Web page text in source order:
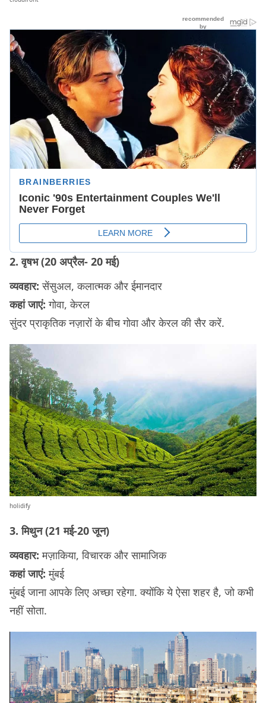
2. वृषभ (20 अप्रैल- 20 मई)
व्यवहार: सेंसुअल, कलात्मक और ईमानदार
कहां जाएं: गोवा, केरल
सुंदर प्राकृतिक नज़ारों के बीच गोवा और केरल की सैर करें.
holidify
3. मिथुन (21 मई-20 जून)
व्यवहार:मज़ाकिया, विचारक और सामाजिक
कहां जाएं: मुंबई
मुंबई जाना आपके लिए अच्छा रहेगा. क्योंकि ये ऐसा शहर है, जो कभी
नहीं सोता.